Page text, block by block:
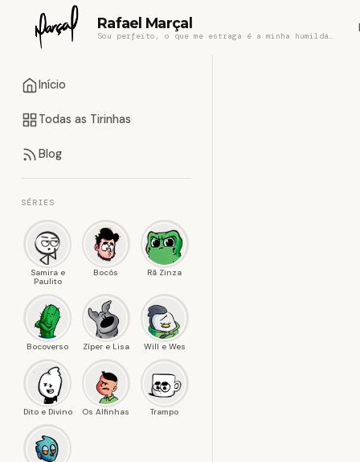
Rafael Marçal
Início
Todas as Tirinhas
Blog
SÉRIES
Samira e
Paulito
Bocós Rã Zinza
Bocoverso Zíper e Lisa Will e Wes
Dito e Divino Os Alfinhas Trampo